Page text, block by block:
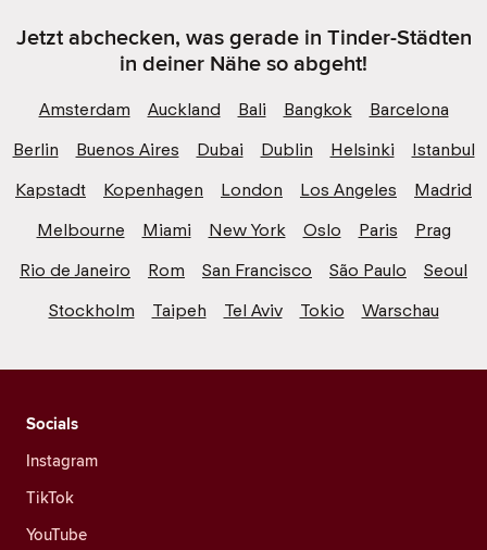
Jetzt abchecken, was gerade in Tinder-Städten
in deiner Nähe so abgeht!
Amsterdam Auckland Bali Bangkok
Barcelona
Berlin
Buenos Aires Dubai Dublin Helsinki
Istanbul
Kapstadt
Kopenhagen London Los Angeles
Madrid
Melbourne
Miami New York Oslo Paris
Prag
Rio de Janeiro
Rom San Francisco São Paulo
Seoul
Stockholm
Taipeh Tel Aviv Tokio Warschau
Socials
Instagram
TikTok
YouTube